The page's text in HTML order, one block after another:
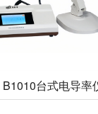
B1010台式电导率